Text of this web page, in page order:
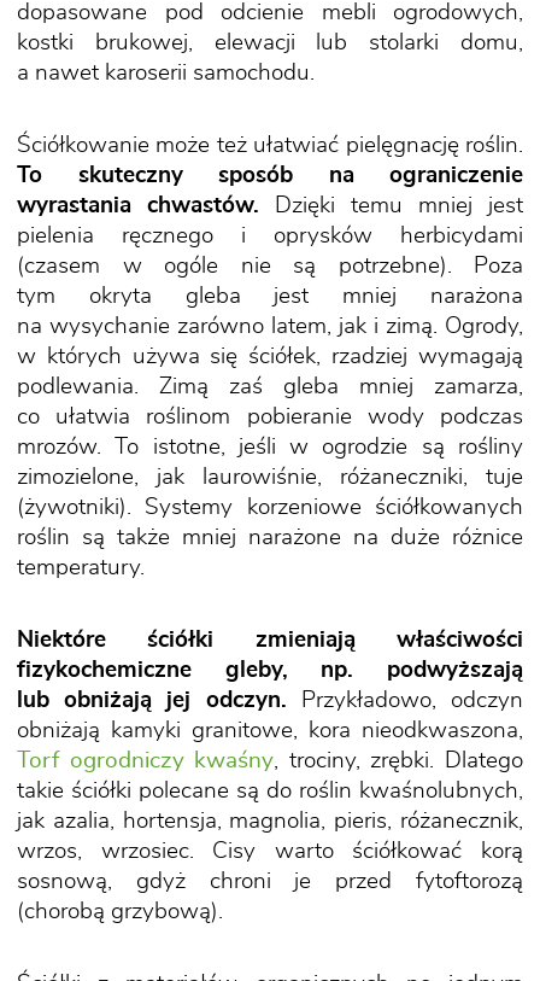
dopasowane pod odcienie mebli ogrodowych,
kostki brukowej, elewacji lub stolarki domu,
a nawet karoserii samochodu.
Ściółkowanie może też ułatwiać pielęgnację roślin.
To skuteczny sposób na ograniczenie
wyrastania chwastów. Dzięki temu mniej jest
pielenia ręcznego i oprysków herbicydami
(czasem w ogóle nie są potrzebne). Poza
tym okryta gleba jest mniej narażona
na wysychanie zarówno latem, jak i zimą. Ogrody,
w których używa się ściółek, rzadziej wymagają
podlewania. Zimą zaś gleba mniej zamarza,
co ułatwia roślinom pobieranie wody podczas
mrozów. To istotne, jeśli w ogrodzie są rośliny
zimozielone, jak laurowiśnie, różaneczniki, tuje
(żywotniki). Systemy korzeniowe ściółkowanych
roślin są także mniej narażone na duże różnice
temperatury.
Niektóre ściółki zmieniają właściwości
fizykochemiczne gleby, np. podwyższają
lub obniżają jej odczyn. Przykładowo, odczyn
obniżają kamyki granitowe, kora nieodkwaszona,
Torf ogrodniczy kwaśny, trociny, zrębki. Dlatego
takie ściółki polecane są do roślin kwaśnolubnych,
jak azalia, hortensja, magnolia, pieris, różanecznik,
wrzos, wrzosiec. Cisy warto ściółkować korą
sosnową, gdyż chroni je przed fytoftorozą
(chorobą grzybową).